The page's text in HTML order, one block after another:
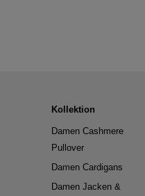
Kollektion
Damen Cashmere
Pullover
Damen Cardigans
Damen Jacken &